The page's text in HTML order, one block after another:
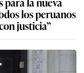
los peruanos
justicia”